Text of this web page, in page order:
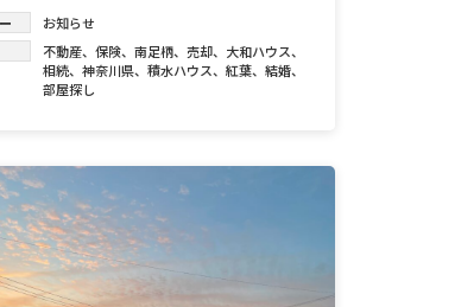
お知らせ
不動産、保険、南足柄、売却、 大和ハウス、
相続、神奈川県、積水ハウス、紅葉、結婚、
部屋探し